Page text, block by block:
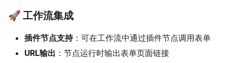
🚀 工作流集成
插件节点支持：可在工作流中通过插件节点调用表单
URL输出 ：节点运行时输出表单页面链接